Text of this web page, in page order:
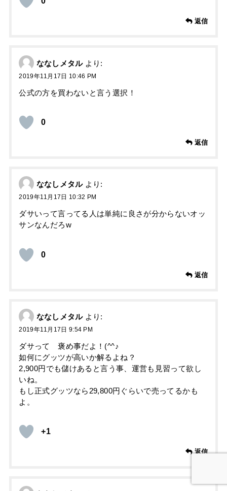
返信
ななしメタル より:
2019年11月17日 10:46 PM
公式の方を買わないと言う選択！
0
返信
ななしメタル より:
2019年11月17日 10:32 PM
ダサいって言ってる人は単純に良さが分からないオッ
サンなんだろw
0
返信
ななしメタル より:
2019年11月17日 9:54 PM
ダサって 褒め事だよ！(^^♪
如何にグッツが高いか解るよね？
2,900円でも儲けあると言う事、運営も見習って欲し
いね。
もし正式グッツなら29,800円ぐらいで売ってるかも
よ。
+1
返信